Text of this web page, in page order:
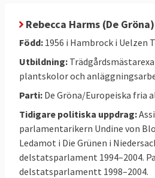
Rebecca Harms (De Gröna)
Född: 1956 i Hambrock i Uelzen
Utbildning:
plantskolor och
Parti: De Gröna/Europeiska fria
Tidigare politiska uppdrag:
parlamentarikern Undine von
Ledamot i Die Grünen i
delstatsparlament 1994–2004.
delstatsparlamentt 1998–2004.